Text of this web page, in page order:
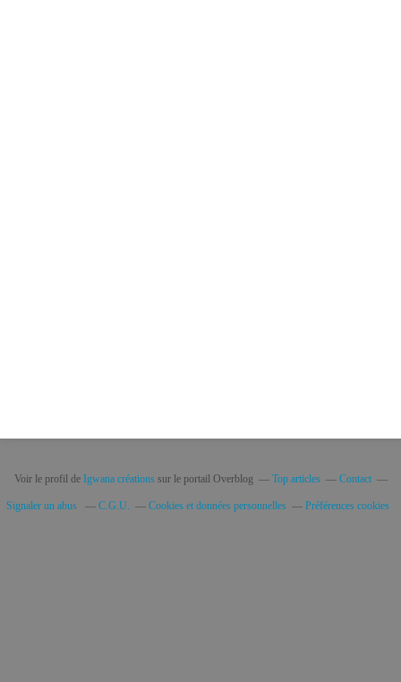
Voir le profil de Igwana créationssur le portail Overblog Top articles Contact
Signaler un abus C.G.U. Cookies et données personnelles Préférences cookies